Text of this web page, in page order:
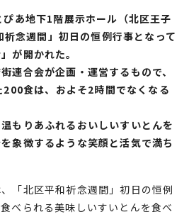
あ地下1階展示ホール（北区王子
念週間」初日の恒例行事となって
が開かれた。
連合会が企画・運営するもので、
食は、およそ2時間でなくなる
もりあふれるおいしいすいとんを
象徴するような笑顔と活気で満ち
「北区平和祈念週間」初日の恒例
べられる美味しいすいとんを食べ